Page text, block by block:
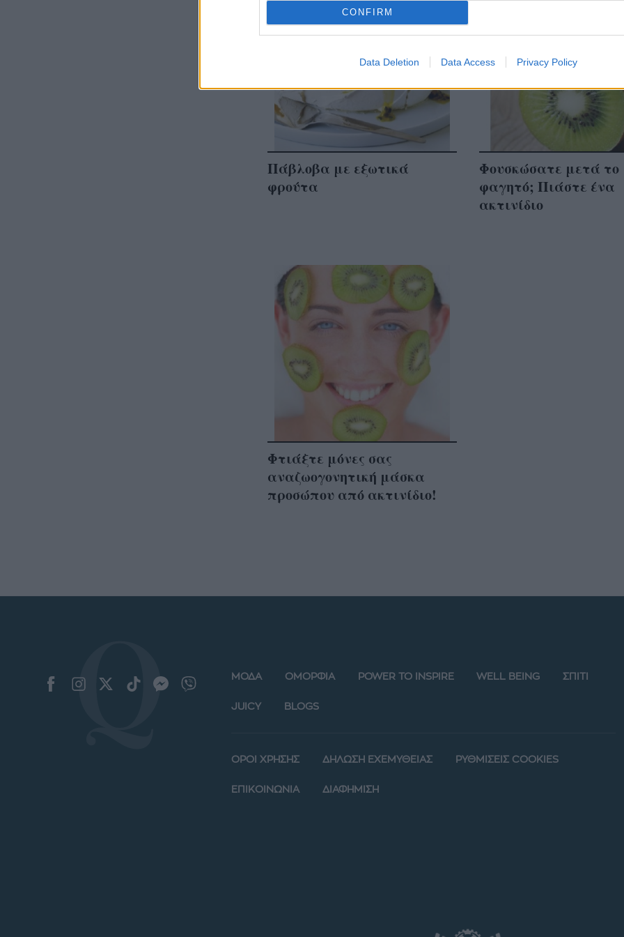
CONFIRM
Data Deletion Data Access Privacy Policy
Πάβλοβα με εξωτικά
φρούτα
Φουσκώσατε μετά το
φαγητό; Πιάστε ένα
ακτινίδιο
Φτιάξτε μόνες σας
αναζωογονητική μάσκα
προσώπου από ακτινίδιο!
ΜΟΔΑ ΟΜΟΡΦΙΑ POWER TO INSPIRE WELL BEING ΣΠΙΤΙ
JUICY BLOGS
ΟΡΟΙ ΧΡΗΣΗΣ ΔΗΛΩΣΗ ΕΧΕΜΥΘΕΙΑΣ ΡΥΘΜΙΣΕΙΣ COOKIES
ΕΠΙΚΟΙΝΩΝΙΑ ΔΙΑΦΗΜΙΣΗ